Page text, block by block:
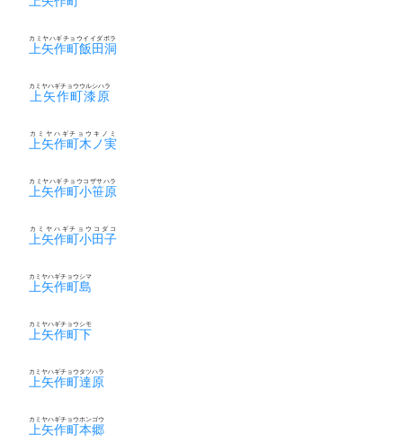
上矢作町飯田洞
カミヤハギチョウイイダボラ
上矢作町漆原
カミヤハギチョウウルシハラ
上矢作町木ノ実
カミヤハギチョウキノミ
上矢作町小笹原
カミヤハギチョウコザサハラ
上矢作町小田子
カミヤハギチョウコダコ
上矢作町島
カミヤハギチョウシマ
上矢作町下
カミヤハギチョウシモ
上矢作町達原
カミヤハギチョウタツハラ
上矢作町本郷
カミヤハギチョウホンゴウ